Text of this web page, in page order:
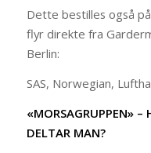
Dette bestilles også
flyr direkte fra
Berlin:
SAS, Norwegian,
«MORSAGRUPPEN» –
DELTAR MAN?